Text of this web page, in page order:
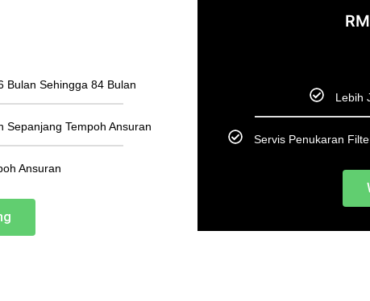
Bulan Sehingga 84 Bulan
Sepanjang Tempoh Ansuran
Ansuran
RM
Lebih
Servis Penukaran